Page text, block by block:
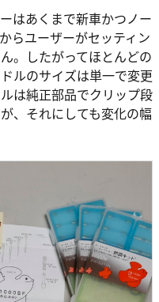
はあくまで新車かつノー
らユーザーがセッティン
。したがってほとんどの
ルのサイズは単一で変更
は純正部品でクリップ段
、それにしても変化の幅